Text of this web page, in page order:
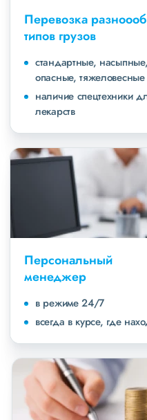
Перевозка
типов грузов
стандартные,
опасные, тяжеловесные
наличие спецтехники
лекарств
Персональный
менеджер
в режиме 24/7
всегда в курсе, где